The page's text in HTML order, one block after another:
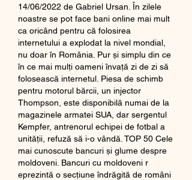
14/06/2022 de Gabriel Ursan. În zilele
noastre se pot face bani online mai mult
ca oricând pentru că folosirea
internetului a explodat la nivel mondial,
nu doar în România. Pur și simplu din ce
în ce mai mulți oameni învață zi de zi să
folosească internetul. Piesa de schimb
pentru motorul bărcii, un injector
Thompson, este disponibilă numai de la
magazinele armatei SUA, dar sergentul
Kempfer, antrenorul echipei de fotbal a
unității, refuză să i-o vândă. TOP 50 Cele
mai cunoscute bancuri și glume despre
moldoveni. Bancuri cu moldoveni r
eprezintă o secțiune îndrăgită de români